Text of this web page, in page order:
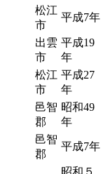
松江
市
平成7年
出雲
市
平成19
年
松江
市
平成27
年
邑智
郡
昭和49
年
邑智
郡
平成7年